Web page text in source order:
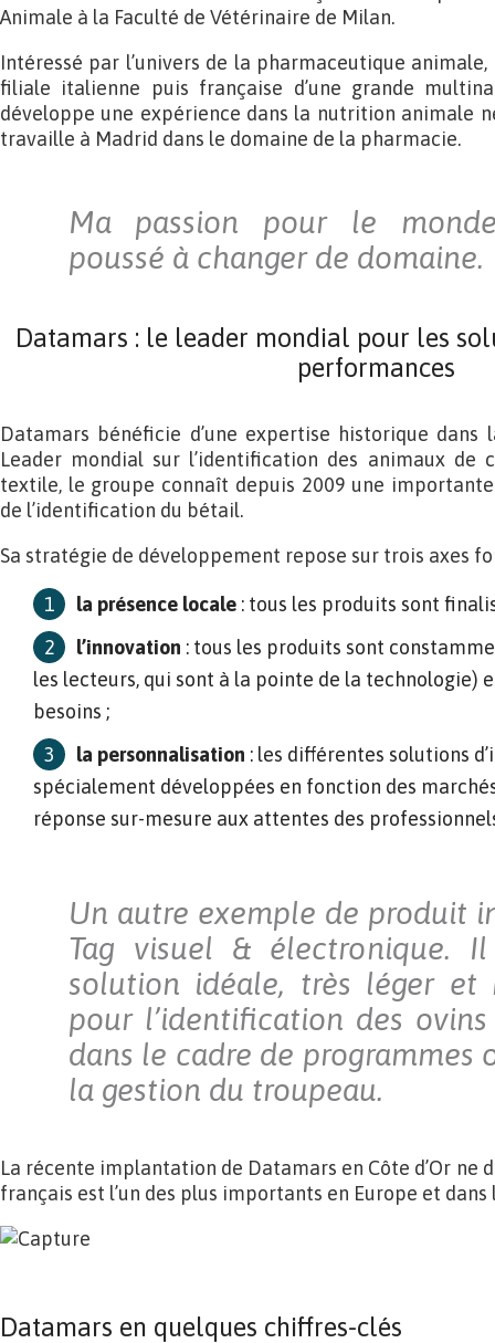
Animale à la Faculté de Vétérinaire de Milan.
Intéressé par l’univers de la pharmaceutique
filiale italienne puis française d’une grande
développe une expérience dans la nutrition animale
travaille à Madrid dans le domaine de la pharmacie.
Ma passion pour le
poussé à changer de domaine.
Datamars : le leader mondial pour les
performances
Datamars bénéficie d’une expertise historique dans
Leader mondial sur l’identification des animaux de
textile, le groupe connaît depuis 2009 une
de l’identification du bétail.
Sa stratégie de développement repose sur trois axes
la présence locale : tous les produits sont
l’innovation : tous les produits sont
les lecteurs, qui sont à la pointe de la technologie)
besoins ;
la personnalisation : les différentes solutions
spécialement développées en fonction des
réponse sur-mesure aux attentes des
Un autre exemple de produit
Tag visuel & électronique.
solution idéale, très léger et
pour l’identification des
dans le cadre de programmes
la gestion du troupeau.
La récente implantation de Datamars en Côte d’Or ne
français est l’un des plus importants en Europe et dans
Datamars en quelques chiffres-clés